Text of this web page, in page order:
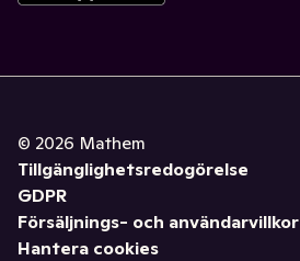
© 2026 Mathem
Tillgänglighetsredogörelse
GDPR
Försäljnings- och användarvillkor
Hantera cookies